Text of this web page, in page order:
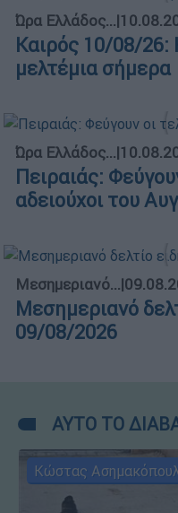
Ώρα Ελλάδος...|
Καιρός 10/08/26:
μελτέμια σήμερα
Ώρα Ελλάδος...|
Πειραιάς:
αδειούχοι του
Μεσημεριανό...|
Μεσημεριανό
09/08/2026
ΑΥΤΟ ΤΟ
Κώστας